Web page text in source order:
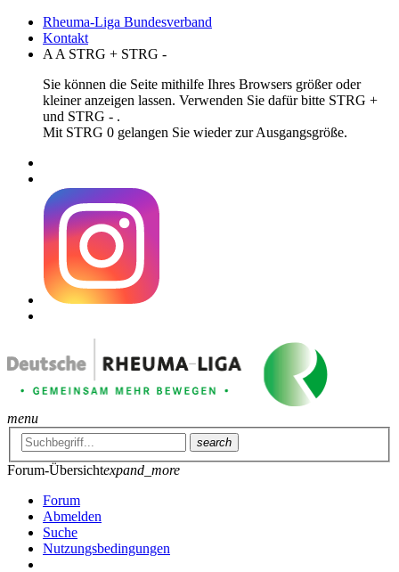
Rheuma-Liga Bundesverband
Kontakt
A A STRG + STRG -
Sie können die Seite mithilfe Ihres Browsers größer oder
kleiner anzeigen lassen. Verwenden Sie dafür bitte STRG +
und STRG - .
Mit STRG 0 gelangen Sie wieder zur Ausgangsgröße.
menu
search
Forum-Übersichtexpand_more
Forum
Abmelden
Suche
Nutzungsbedingungen